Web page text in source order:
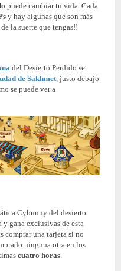
puede cambiar tu vida. Cada
y hay algunas que son más
la suerte que tengas!!
del Desierto Perdido se
de Sakhmet , justo debajo
se puede ver a
Cybunny del desierto.
y gana exclusivas de esta
comprar una tarjeta si no
ninguna otra en los
cuatro horas.